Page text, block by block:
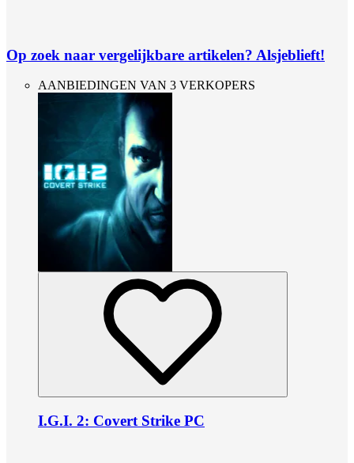
Op zoek naar vergelijkbare artikelen? Alsjeblieft!
AANBIEDINGEN VAN 3 VERKOPERS
I.G.I. 2: Covert Strike PC